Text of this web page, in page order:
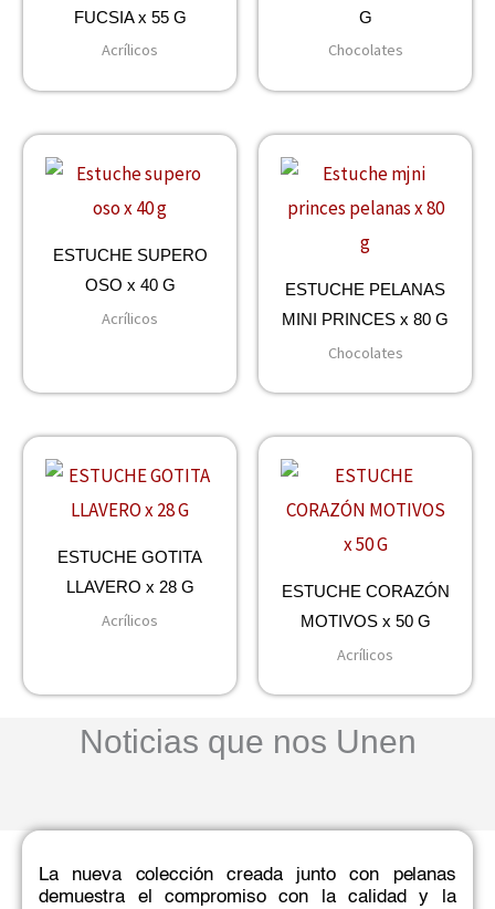
FUCSIA x 55 G
Acrílicos
G
Chocolates
ESTUCHE SUPERO
OSO x 40 G
Acrílicos
ESTUCHE PELANAS
MINI PRINCES x 80 G
Chocolates
ESTUCHE GOTITA
LLAVERO x 28 G
Acrílicos
ESTUCHE CORAZÓN
MOTIVOS x 50 G
Acrílicos
Noticias que nos Unen
La nueva colección creada junto con pelanas
demuestra el compromiso con la calidad y la